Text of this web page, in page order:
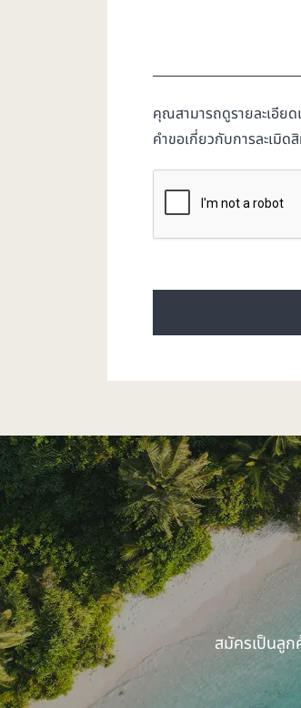
คุณสามารถดูรายละเอีย
คำขอเกี่ยวกับการละเมิด
สมัครเป็นลูก